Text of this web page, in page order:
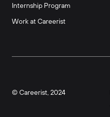
Internship Program
Work at Careerist
© Careerist, 2024